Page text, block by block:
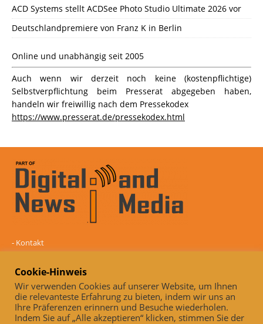
ACD Systems stellt ACDSee Photo Studio Ultimate 2026 vor
Deutschlandpremiere von Franz K in Berlin
Online und unabhängig seit 2005
Auch wenn wir derzeit noch keine (kostenpflichtige)
Selbstverpflichtung beim Presserat abgegeben haben,
handeln wir freiwillig nach dem Pressekodex
https://www.presserat.de/pressekodex.html
- Kontakt
Datenschutz
-Impressum
Online und unabhängig seit 2005
Auch, wenn wir derzeit noch keine (kostenpflichtige)
Cookie-Hinweis
Wir verwenden Cookies auf unserer Website, um Ihnen
die relevanteste Erfahrung zu bieten, indem wir uns an
Ihre Präferenzen erinnern und Besuche wiederholen.
Indem Sie auf „Alle akzeptieren“ klicken, stimmen Sie der